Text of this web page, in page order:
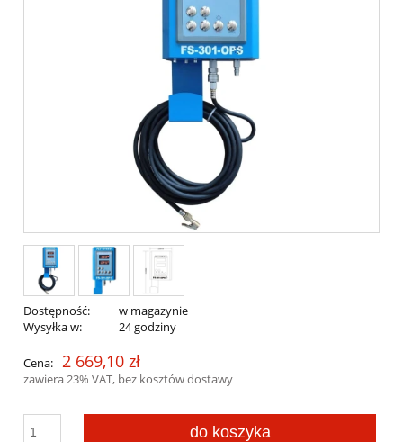
Dostępność:
w magazynie
Wysyłka w:
24 godziny
Cena: 2 669,10 zł
zawiera 23% VAT, bez kosztów dostawy
do koszyka